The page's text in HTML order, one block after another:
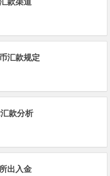
款渠道
汇款规定
款分析
出入金